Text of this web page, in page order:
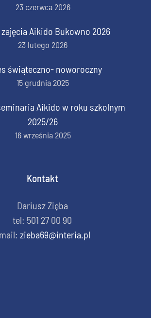
23 czerwca 2026
Aikido Bukowno 2026
23 lutego 2026
świąteczno- noworoczny
15 grudnia 2025
Aikido w roku szkolnym
2025/26
16 września 2025
Kontakt
Dariusz Zięba
tel: 501 27 00 90
zieba69@interia.pl